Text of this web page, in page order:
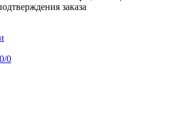
заказа
0/0